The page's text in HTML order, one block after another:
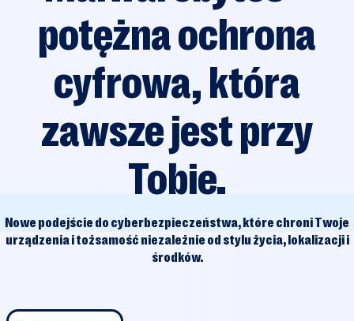
potężna ochrona
cyfrowa, która
zawsze jest przy
Tobie.
Nowe podejście do cyberbezpieczeństwa, które chroni Twoje
urządzenia i tożsamość niezależnie od stylu życia, lokalizacji i
środków.